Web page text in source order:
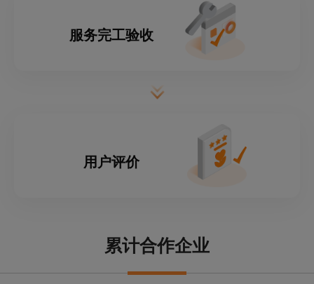
服务完工验收
用户评价
累计合作企业